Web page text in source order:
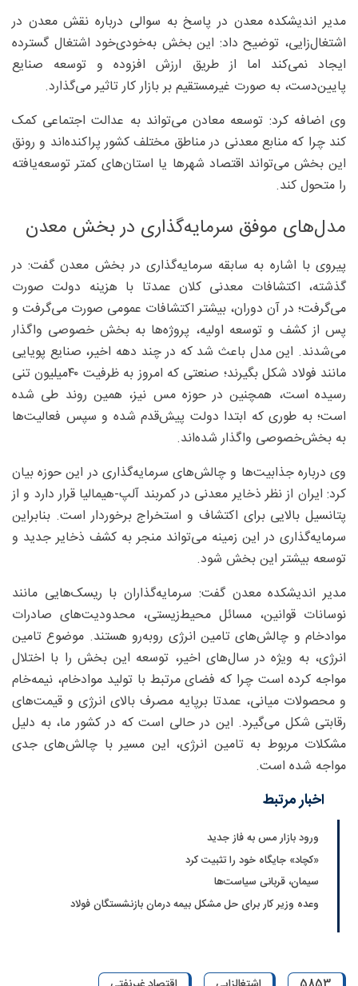
مدیر اندیشکده معدن در پاسخ به سوالی درباره نقش معدن در
اشتغال‌زایی، توضیح داد: این بخش به‌خودی‌خود اشتغال گسترده
ایجاد نمی‌کند اما از طریق ارزش افزوده و توسعه صنایع
پایین‌دست، به ‌صورت غیرمستقیم بر بازار کار تاثیر می‌گذارد.
وی اضافه کرد: توسعه معادن می‌تواند به عدالت اجتماعی کمک
کند چرا که منابع معدنی در مناطق مختلف کشور پراکنده‌اند و رونق
این بخش می‌تواند اقتصاد شهرها یا استان‌های کمتر توسعه‌یافته
را متحول کند.
مدل‌های موفق سرمایه‌گذاری در بخش معدن
پیروی با اشاره به سابقه سرمایه‌گذاری در بخش معدن گفت: در
گذشته، اکتشافات معدنی کلان عمدتا با هزینه دولت صورت
می‌گرفت؛ در آن دوران، بیشتر اکتشافات عمومی صورت می‌گرفت و
پس از کشف و توسعه اولیه، پروژه‌ها به بخش‌ خصوصی واگذار
می‌شدند. این مدل باعث شد که در چند دهه اخیر، صنایع پویایی
مانند فولاد شکل بگیرند؛ صنعتی که امروز به ظرفیت ۴۰‌میلیون تنی
رسیده است، همچنین در حوزه مس نیز، همین روند طی شده
است؛ به‌ طوری‌ که ابتدا دولت پیش‌قدم شده و سپس فعالیت‌ها
به بخش‌خصوصی واگذار شده‌اند.
وی درباره جذابیت‌ها و چالش‌های سرمایه‌گذاری در این حوزه بیان
کرد: ایران از نظر ذخایر معدنی در کمربند آلپ-هیمالیا قرار دارد و از
پتانسیل بالایی برای اکتشاف و استخراج برخوردار است. بنابراین
سرمایه‌گذاری در این زمینه می‌تواند منجر به کشف ذخایر جدید و
توسعه بیشتر این بخش شود.
مدیر اندیشکده معدن گفت: سرمایه‌گذاران با ریسک‌هایی مانند
نوسانات قوانین، مسائل محیط‌زیستی، محدودیت‌های صادرات
موادخام و چالش‌های تامین انرژی روبه‌رو هستند. موضوع تامین
انرژی، به‌ ویژه در سال‌های اخیر، توسعه این بخش را با اختلال
مواجه کرده است چرا که فضای مرتبط با تولید موادخام، نیمه‌خام
و محصولات میانی، عمدتا برپایه مصرف بالای انرژی و قیمت‌های
رقابتی شکل می‌گیرد. این در حالی‌ است که در کشور ما، به دلیل
مشکلات مربوط به تامین انرژی، این مسیر با چالش‌های جدی
مواجه شده است.
اخبار مرتبط
ورود بازار مس به فاز جدید
«کچاد» جایگاه خود را تثبیت کرد
سیمان، قربانی سیاست‌ها
وعده وزیر کار برای حل مشکل بیمه درمان بازنشستگان فولاد